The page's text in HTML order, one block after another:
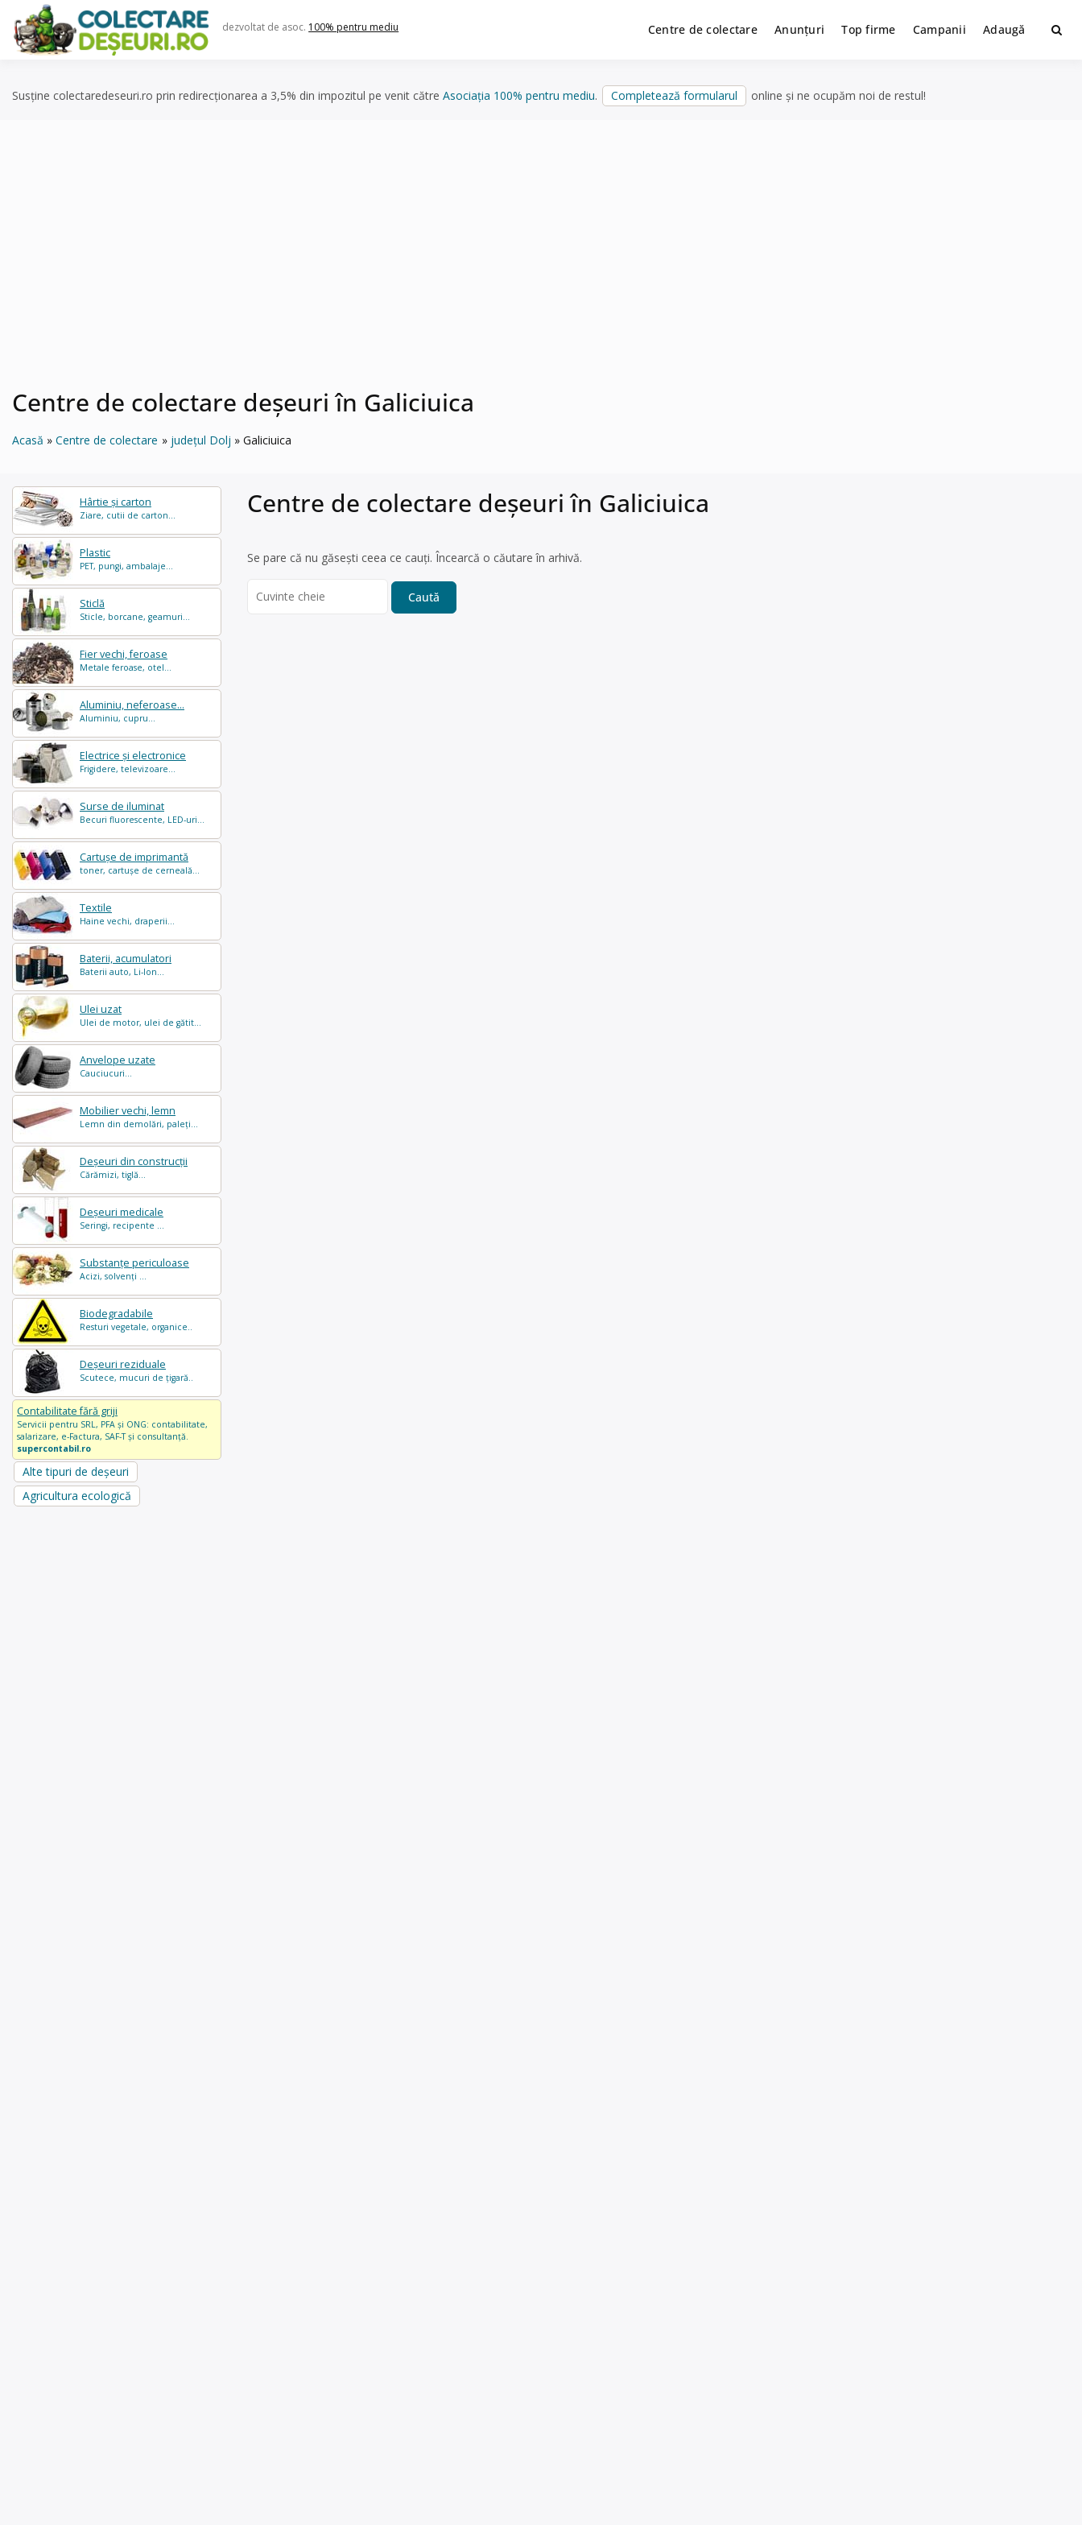
content
dezvoltat de asoc. 100% pentru mediu Centre de colectare Anunțuri Top firme Campanii Adaugă
Susține colectaredeseuri.ro prin redirecționarea a 3,5% din impozitul pe venit către Asociația 100% pentru mediu. Completează formularul online și ne ocupăm noi de restul!
Centre de colectare deșeuri în Galiciuica
Acasă Centre de colectare județul Dolj Galiciuica
Hârtie și carton
Ziare, cutii de carton...
Plastic
PET, pungi, ambalaje...
Sticlă
Sticle, borcane, geamuri...
Fier vechi, feroase
Metale feroase, otel...
Aluminiu, neferoase...
Aluminiu, cupru...
Electrice și electronice
Frigidere, televizoare...
Surse de iluminat
Becuri fluorescente, LED-uri...
Cartușe de imprimantă
toner, cartușe de cerneală...
Textile
Haine vechi, draperii...
Baterii, acumulatori
Baterii auto, Li-Ion...
Ulei uzat
Ulei de motor, ulei de gătit...
Anvelope uzate
Cauciucuri...
Mobilier vechi, lemn
Lemn din demolări, paleți...
Deșeuri din construcții
Cărămizi, tiglă...
Deșeuri medicale
Seringi, recipente ...
Substanțe periculoase
Acizi, solvenți ...
Biodegradabile
Resturi vegetale, organice..
Deșeuri reziduale
Scutece, mucuri de țigară..
Contabilitate fără griji
Servicii pentru SRL, PFA și ONG: contabilitate,
salarizare, e-Factura, SAF-T și consultanță.
supercontabil.ro
Alte tipuri de deșeuri
Agricultura ecologică
Centre de colectare deșeuri în Galiciuica
Se pare că nu găsești ceea ce cauți. Încearcă o căutare în arhivă.
for: